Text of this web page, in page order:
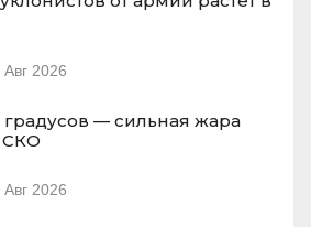
Авг 2026
градусов — сильная жара
СКО
Авг 2026